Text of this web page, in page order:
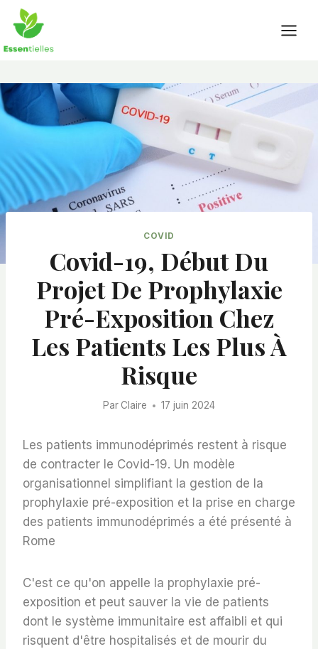
Skip
content
COVID
Covid-19, Début Du
Projet De Prophylaxie
Pré-Exposition Chez
Les Patients Les Plus À
Risque
Par Claire 17 juin 2024
Les patients immunodéprimés restent à risque
de contracter le Covid-19. Un modèle
organisationnel simplifiant la gestion de la
prophylaxie pré-exposition et la prise en charge
des patients immunodéprimés a été présenté à
Rome
C'est ce qu'on appelle la prophylaxie pré-
exposition et peut sauver la vie de patients
dont le système immunitaire est affaibli et qui
risquent d'être hospitalisés et de mourir du